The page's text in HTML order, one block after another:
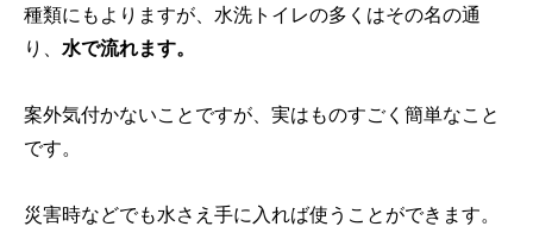
種類にもよりますが、水洗トイレの多くはその名の通
り、 水で流れます。
案外気付かないことですが、実はものすごく簡単なこと
です。
災害時などでも水さえ手に入れば使うことができます。